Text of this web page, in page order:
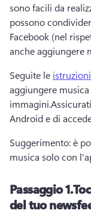
sono facili da
possono
Facebook (nel
anche aggiungere
Seguite le istruzioni
aggiungere
immagini.
Android e di
Suggerimento: è
musica solo con
Passaggio 1.
del tuo